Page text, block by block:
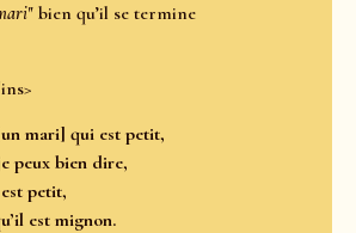
" bien qu’il se termine
mari] qui est petit,
peux bien dire,
petit,
est mignon.